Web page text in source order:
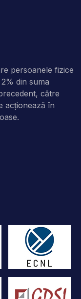
persoanele fizice
din suma
către
acţionează în